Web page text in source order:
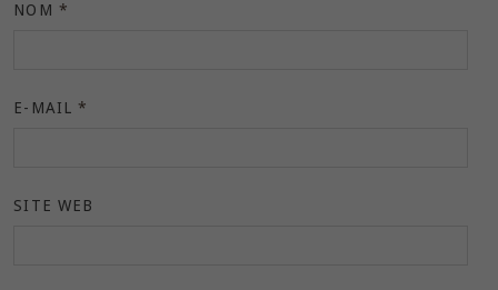
NOM *
E-MAIL *
SITE WEB